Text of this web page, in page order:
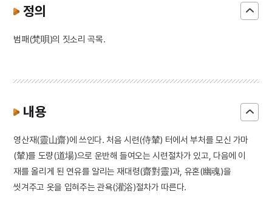
10 영도중학교
정의
범패(梵唄)의 짓소리 곡목.
내용
영산재(靈山齋)에 쓰인다. 처음 시련(侍輦) 터에서 부처를 모신 가마
(輦)를 도량(道場)으로 운반해 들여오는 시련절차가 있고, 다음에 이
재를 올리게 된 연유를 알리는 재대령(齋對靈)과, 유혼(幽魂)을
씻겨주고 옷을 입혀주는 관욕(灌浴)절차가 따른다.